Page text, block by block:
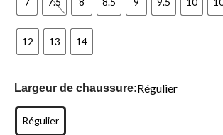
12 13 14
Largeur de chaussure:Régulier
Régulier